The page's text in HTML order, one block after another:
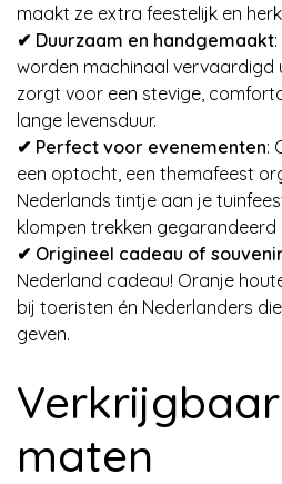
maakt ze extra feestelijk en
✔ Duurzaam en handgemaakt
worden machinaal vervaardigd
zorgt voor een stevige,
lange levensduur.
✔ Perfect voor evenementen:
een optocht, een themafeest
Nederlands tintje aan je
klompen trekken
✔ Origineel cadeau of
Nederland cadeau! Oranje
bij toeristen én Nederlanders
geven.
maten